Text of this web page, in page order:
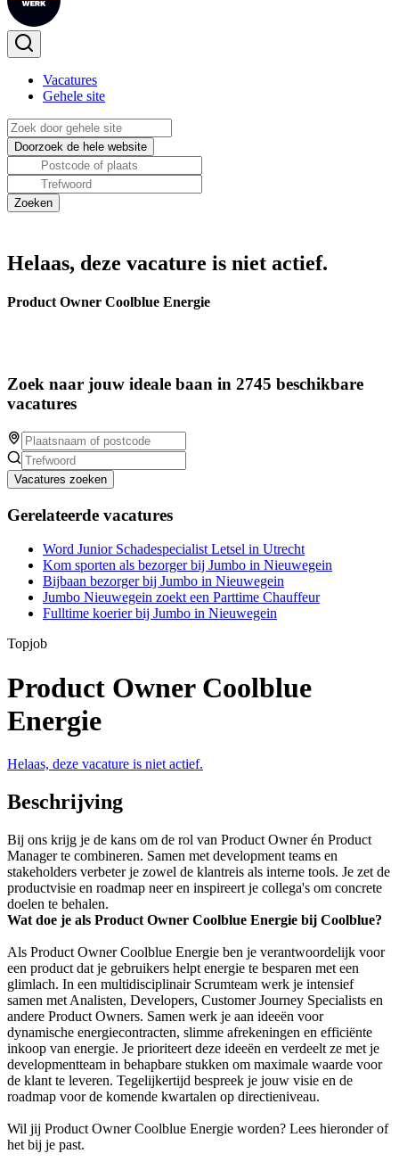
Vacatures
Gehele site
Helaas, deze vacature is niet actief.
Product Owner Coolblue Energie
Zoek naar jouw ideale baan in 2745 beschikbare
vacatures
Vacatures zoeken
Gerelateerde vacatures
Word Junior Schadespecialist Letsel in Utrecht
Kom sporten als bezorger bij Jumbo in Nieuwegein
Bijbaan bezorger bij Jumbo in Nieuwegein
Jumbo Nieuwegein zoekt een Parttime Chauffeur
Fulltime koerier bij Jumbo in Nieuwegein
Topjob
Product Owner Coolblue
Energie
Helaas, deze vacature is niet actief.
Beschrijving
Bij ons krijg je de kans om de rol van Product Owner én Product
Manager te combineren. Samen met development teams en
stakeholders verbeter je zowel de klantreis als interne tools. Je zet de
productvisie en roadmap neer en inspireert je collega's om concrete
doelen te behalen.
Wat doe je als Product Owner Coolblue Energie bij Coolblue?
Als Product Owner Coolblue Energie ben je verantwoordelijk voor
een product dat je gebruikers helpt energie te besparen met een
glimlach. In een multidisciplinair Scrumteam werk je intensief
samen met Analisten, Developers, Customer Journey Specialists en
andere Product Owners. Samen werk je aan ideeën voor
dynamische energiecontracten, slimme afrekeningen en efficiënte
inkoop van energie. Je prioriteert deze ideeën en verdeelt ze met je
developmentteam in behapbare stukken om maximale waarde voor
de klant te leveren. Tegelijkertijd bespreek je jouw visie en de
roadmap voor de komende kwartalen op directieniveau.
Wil jij Product Owner Coolblue Energie worden? Lees hieronder of
het bij je past.